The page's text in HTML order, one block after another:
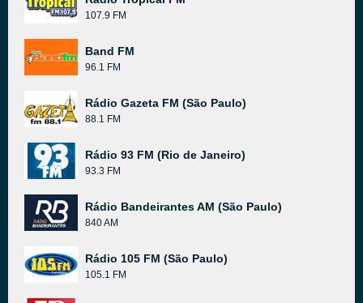
107.9 FM
Band FM
96.1 FM
Rádio Gazeta FM (São Paulo)
88.1 FM
Rádio 93 FM (Rio de Janeiro)
93.3 FM
Rádio Bandeirantes AM (São Paulo)
840 AM
Rádio 105 FM (São Paulo)
105.1 FM